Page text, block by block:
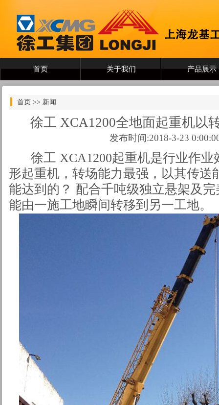
首页 关于我们 产品展示
首页 >> 新闻
徐工 XCA1200全地面起重机以
发布时间:2018-3-23
徐工 XCA1200起重机是行业作
形起重机，转场能力最强，以其传送
能达到的？ 配合千吨级独立悬架及
能由一施工地瞬间转移到另一工地。